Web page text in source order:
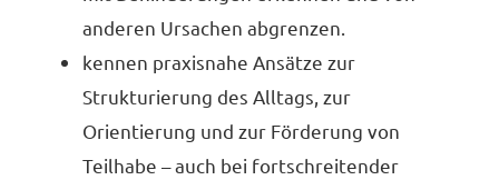
anderen Ursachen abgrenzen.
kennen praxisnahe Ansätze zur
Strukturierung des Alltags, zur
Orientierung und zur Förderung von
Teilhabe – auch bei fortschreitender